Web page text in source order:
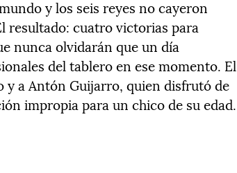
y los seis reyes no cayeron
resultado: cuatro victorias para
nunca olvidarán que un día
del tablero en ese momento. El
a Antón Guijarro, quien disfrutó de
impropia para un chico de su edad.